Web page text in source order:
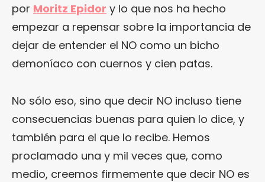
por Moritz Epidor y lo que nos ha hecho
empezar a repensar sobre la importancia de
dejar de entender el NO como un bicho
demoníaco con cuernos y cien patas.
No sólo eso, sino que decir NO incluso tiene
consecuencias buenas para quien lo dice, y
también para el que lo recibe. Hemos
proclamado una y mil veces que, como
medio, creemos firmemente que decir NO es